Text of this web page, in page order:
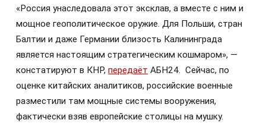
«Россия унаследовала этот эксклав, а вместе с ним и
мощное геополитическое оружие. Для Польши, стран
Балтии и даже Германии близость Калининграда
является настоящим стратегическим кошмаром», —
констатируют в КНР, передаёт АБН24. Сейчас, по
оценке китайских аналитиков, российские военные
разместили там мощные системы вооружения,
фактически взяв европейские столицы на мушку.